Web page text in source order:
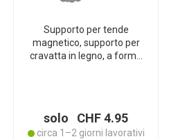
Supporto per tende
magnetico, supporto per
cravatta in legno, a forma
solo CHF 4.95
circa 1–2 giorni lavorativi